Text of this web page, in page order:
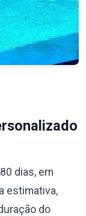
dias, em
estimativa,
do